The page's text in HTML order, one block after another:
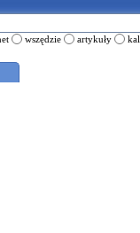
wszędzie artykuły